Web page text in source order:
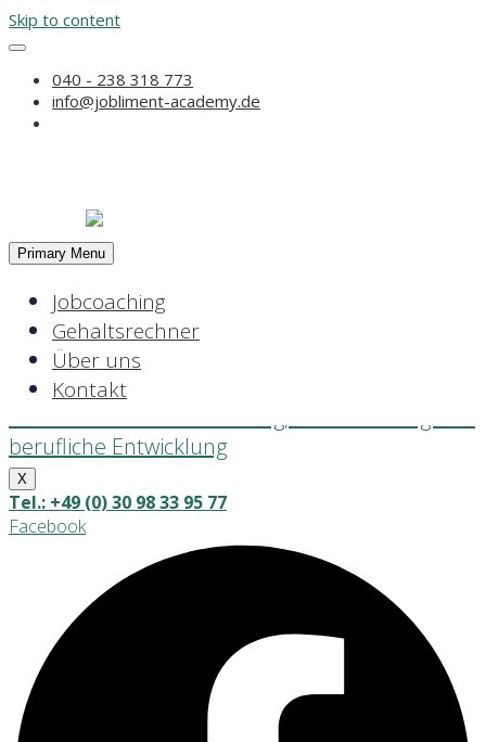
Skip to content
040 - 238 318 773
info@jobliment-academy.de
Primary Menu
Jobcoaching
Gehaltsrechner
Über uns
Kontakt
Cookie-Richtlinie
Jobcoaching
Über uns
Kontakt
X
Tel.: +49 (0) 30 98 33 95 77
Facebook